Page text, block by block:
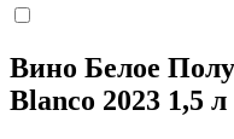
Вино Белое
Blanco 2023 1,5 л